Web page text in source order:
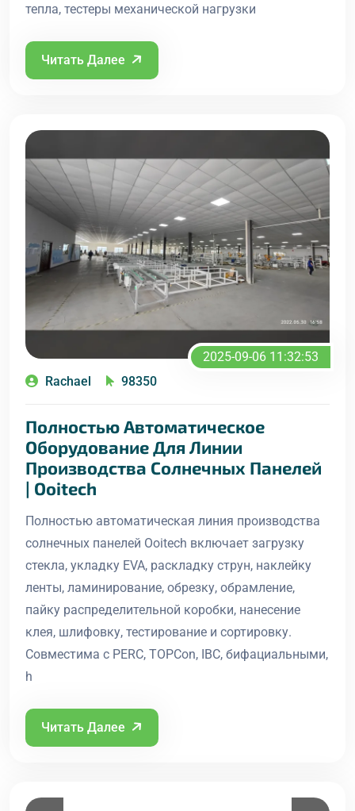
тепла, тестеры механической нагрузки
Читать Далее
2025-09-06 11:32:53
Rachael
98350
Полностью Автоматическое
Оборудование Для Линии
Производства Солнечных Панелей
| Ooitech
Полностью автоматическая линия производства
солнечных панелей Ooitech включает загрузку
стекла, укладку EVA, раскладку струн, наклейку
ленты, ламинирование, обрезку, обрамление,
пайку распределительной коробки, нанесение
клея, шлифовку, тестирование и сортировку.
Совместима с PERC, TOPCon, IBC, бифациальными,
h
Читать Далее